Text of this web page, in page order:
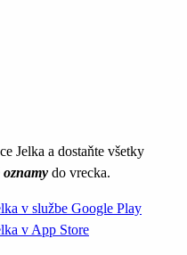
Jelka a dostaňte všetky
oznamy do vrecka.